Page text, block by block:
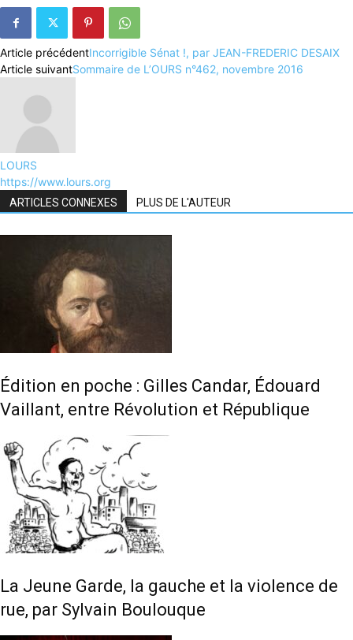
Article précédentIncorrigible Sénat !, par JEAN-FREDERIC DESAIX
Article suivantSommaire de L’OURS n°462, novembre 2016
LOURS
https://www.lours.org
ARTICLES CONNEXES PLUS DE L'AUTEUR
Édition en poche : Gilles Candar, Édouard
Vaillant, entre Révolution et République
La Jeune Garde, la gauche et la violence de
rue, par Sylvain Boulouque